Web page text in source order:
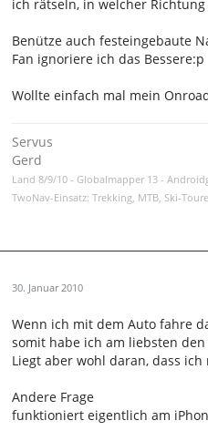
ich rätseln, in welcher
Benütze auch festeingebaute
Fan ignoriere ich das Bessere:p
Wollte einfach mal mein
Servus
Gerd
Land 8/9/10 - Globalmapper 13 -
TwoNav-Einsatz: Trekking, MTB, Ski-
30. Januar 2010
Wenn ich mit dem Auto fahre
somit habe ich am liebsten den
Liegt aber wohl daran, dass
Andere Frage
funktioniert eigentlich am